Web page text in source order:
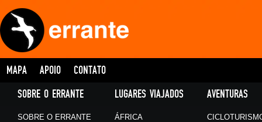
MAPA APOIO CONTATO
SOBRE O ERRANTE
SOBRE O ERRANTE
LUGARES VIAJADOS
ÁFRICA
AVENTURAS